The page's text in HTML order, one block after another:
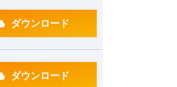
ダウンロード
ダウンロード